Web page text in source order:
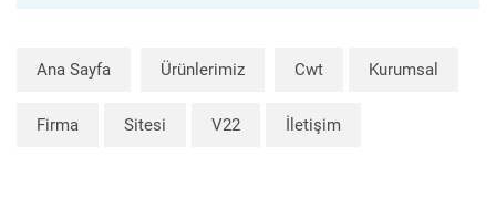
Ana Sayfa Ürünlerimiz Cwt Kurumsal
Firma Sitesi V22 İletişim